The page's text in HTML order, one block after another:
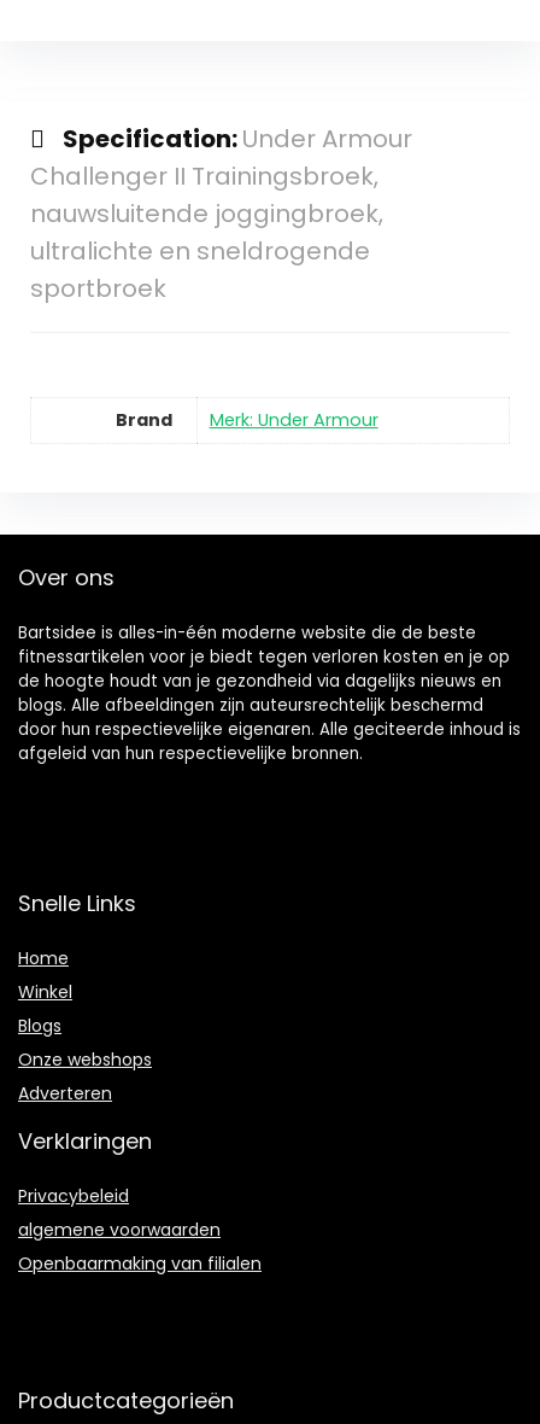
Specification:Under Armour
Challenger II Trainingsbroek,
nauwsluitende joggingbroek,
ultralichte en sneldrogende
sportbroek
Brand Merk: Under Armour
Over ons
Bartsidee is alles-in-één moderne website die de beste
fitnessartikelen voor je biedt tegen verloren kosten en je op
de hoogte houdt van je gezondheid via dagelijks nieuws en
blogs. Alle afbeeldingen zijn auteursrechtelijk beschermd
door hun respectievelijke eigenaren. Alle geciteerde inhoud is
afgeleid van hun respectievelijke bronnen.
Snelle Links
Home
Winkel
Blogs
Onze webshops
Adverteren
Verklaringen
Privacybeleid
algemene voorwaarden
Openbaarmaking van filialen
Productcategorieën